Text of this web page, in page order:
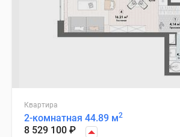
Квартира
2-комнатная 44.89 м2
8 529 100 ₽